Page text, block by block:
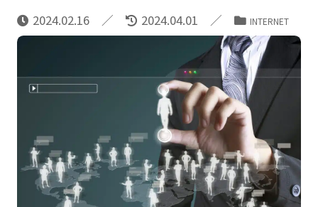
2024.02.16 2024.04.01 INTERNET